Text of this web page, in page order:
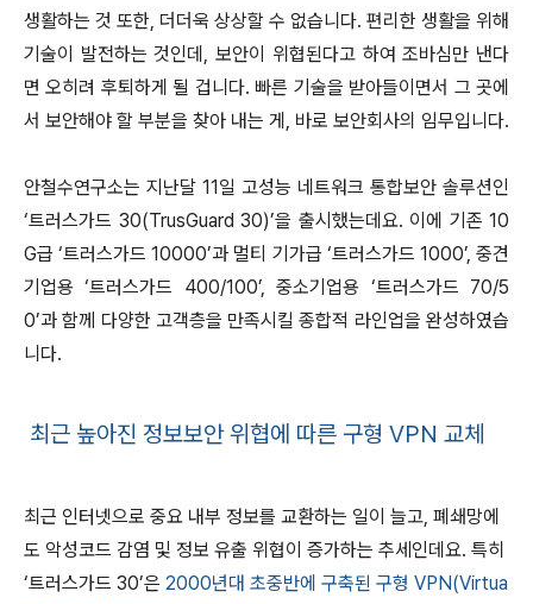
생활하는 것 또한, 더더욱 상상할 수 없습니다. 편리한 생활을 위해
기술이 발전하는 것인데, 보안이 위협된다고 하여 조바심만 낸다
면 오히려 후퇴하게 될 겁니다. 빠른 기술을 받아들이면서 그 곳에
서 보안해야 할 부분을 찾아 내는 게, 바로 보안회사의 임무입니다.
안철수연구소는 지난달 11일 고성능 네트워크 통합보안 솔루션인
‘트러스가드 30(TrusGuard 30)’을 출시했는데요. 이에 기존 10
G급 ‘트러스가드 10000’과 멀티 기가급 ‘트러스가드 1000’, 중견
기업용 ‘트러스가드 400/100’, 중소기업용 ‘트러스가드 70/5
0’과 함께 다양한 고객층을 만족시킬 종합적 라인업을 완성하였습
니다.
최근 높아진 정보보안 위협에 따른 구형 VPN 교체
최근 인터넷으로 중요 내부 정보를 교환하는 일이 늘고, 폐쇄망에
도 악성코드 감염 및 정보 유출 위협이 증가하는 추세인데요. 특히
‘트러스가드 30’은 2000년대 초중반에 구축된 구형 VPN(Virtua